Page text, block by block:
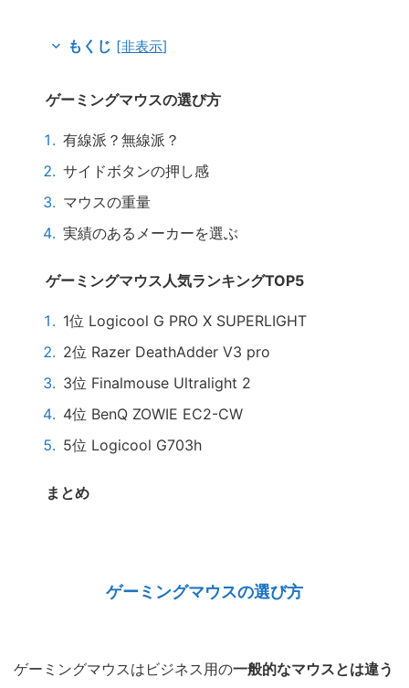
もくじ [非表示]
ゲーミングマウスの選び方
有線派？無線派？
サイドボタンの押し感
マウスの重量
実績のあるメーカーを選ぶ
ゲーミングマウス人気ランキングTOP5
1位 Logicool G PRO X SUPERLIGHT
2位 Razer DeathAdder V3 pro
3位 Finalmouse Ultralight 2
4位 BenQ ZOWIE EC2-CW
5位 Logicool G703h
まとめ
ゲーミングマウスの選び方
ゲーミングマウスはビジネス用の一般的なマウスとは違う